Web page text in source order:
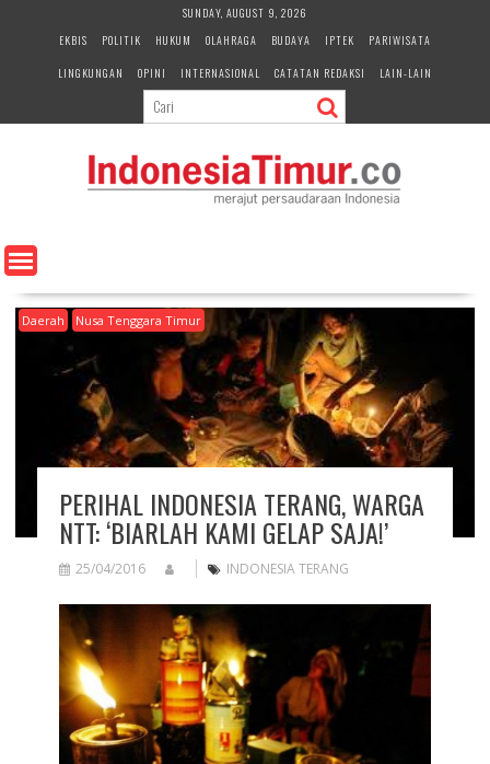
e
n
SUNDAY, AUGUST 9, 2026
EKBIS
POLITIK HUKUM OLAHRAGA BUDAYA IPTEK
PARIWISATA
LINGKUNGAN
OPINI INTERNASIONAL CATATAN REDAKSI LAIN-LAIN
Daerah Nusa Tenggara Timur
PERIHAL INDONESIA TERANG, WARGA
NTT: ‘BIARLAH KAMI GELAP SAJA!’
25/04/2016 INDONESIA TERANG